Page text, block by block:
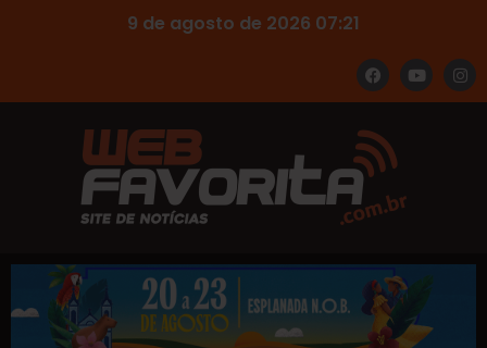
9 de agosto de 2026 07:21